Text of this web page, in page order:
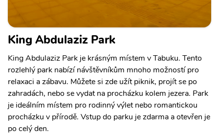
King Abdulaziz Park
King Abdulaziz Park je krásným místem v Tabuku. Tento
rozlehlý park nabízí návštěvníkům mnoho možností pro
relaxaci a zábavu. Můžete si zde užít piknik, projít se po
zahradách, nebo se vydat na procházku kolem jezera. Park
je ideálním místem pro rodinný výlet nebo romantickou
procházku v přírodě. Vstup do parku je zdarma a otevřen je
po celý den.